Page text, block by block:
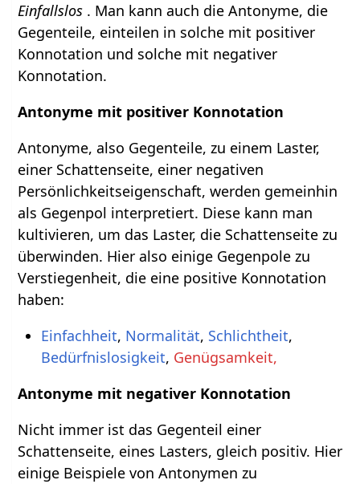
Einfallslos . Man kann auch die Antonyme, die
Gegenteile, einteilen in solche mit positiver
Konnotation und solche mit negativer
Konnotation.
Antonyme mit positiver Konnotation
Antonyme, also Gegenteile, zu einem Laster,
einer Schattenseite, einer negativen
Persönlichkeitseigenschaft, werden gemeinhin
als Gegenpol interpretiert. Diese kann man
kultivieren, um das Laster, die Schattenseite zu
überwinden. Hier also einige Gegenpole zu
Verstiegenheit, die eine positive Konnotation
haben:
Einfachheit, Normalität, Schlichtheit,
Bedürfnislosigkeit, Genügsamkeit,
Antonyme mit negativer Konnotation
Nicht immer ist das Gegenteil einer
Schattenseite, eines Lasters, gleich positiv. Hier
einige Beispiele von Antonymen zu